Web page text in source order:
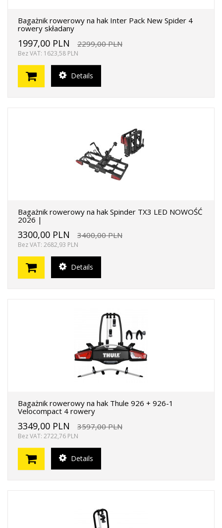
Bagażnik rowerowy na hak Inter Pack New Spider 4
rowery składany
1997,00 PLN 2299,00 PLN
Bez VAT: 1623,58 PLN
Details
Bagażnik rowerowy na hak Spinder TX3 LED NOWOŚĆ
2026 |
3300,00 PLN 3400,00 PLN
Bez VAT: 2682,93 PLN
Details
Bagażnik rowerowy na hak Thule 926 + 926-1
Velocompact 4 rowery
3349,00 PLN 3597,00 PLN
Bez VAT: 2722,76 PLN
Details